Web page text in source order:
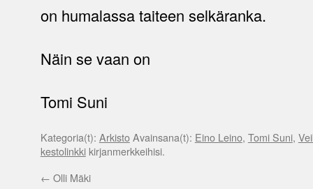
on humalassa taiteen selkäranka.
Näin se vaan on
Tomi Suni
Kategoria(t): ArkistoAvainsana(t): Eino Leino, Tomi Suni,
kestolinkkikirjanmerkkeihisi.
← Olli Mäki